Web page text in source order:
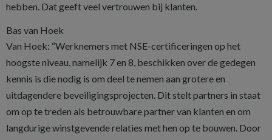
hebben. Dat geeft veel vertrouwen bij klanten.
Bas van Hoek
Van Hoek: “Werknemers met NSE-certificeringen op het
hoogste niveau, namelijk 7 en 8, beschikken over de gedegen
kennis is die nodig is om deel te nemen aan grotere en
uitdagendere beveiligingsprojecten. Dit stelt partners in staat
om op te treden als betrouwbare partner van klanten en om
langdurige winstgevende relaties met hen op te bouwen. Door